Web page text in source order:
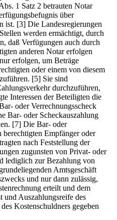
1 Satz 2 betrauten Notar
über
ist. [3] Die Landesregierungen
werden ermächtigt, durch
daß Verfügungen auch durch
anderen Notar erfolgen
erfolgen, um Beträge
oder einem von diesem
[5] Sie sind
durchzuführen,
Interessen der Beteiligten die
oder Verrechnungsscheck
Bar- oder Scheckauszahlung
[7] Die Bar- oder
berechtigten Empfänger oder
nach Feststellung der
zugunsten von Privat- oder
lediglich zur Bezahlung von
Amtsgeschäft
und nur dann zulässig,
erteilt und dem
und Auszahlungsreife des
Kostenschuldners gegeben